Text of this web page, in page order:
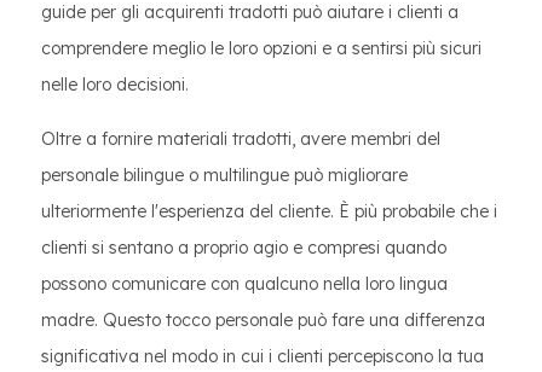
guide per gli acquirenti tradotti può aiutare i clienti a
comprendere meglio le loro opzioni e a sentirsi più sicuri
nelle loro decisioni.
Oltre a fornire materiali tradotti, avere membri del
personale bilingue o multilingue può migliorare
ulteriormente l'esperienza del cliente. È più probabile che i
clienti si sentano a proprio agio e compresi quando
possono comunicare con qualcuno nella loro lingua
madre. Questo tocco personale può fare una differenza
significativa nel modo in cui i clienti percepiscono la tua